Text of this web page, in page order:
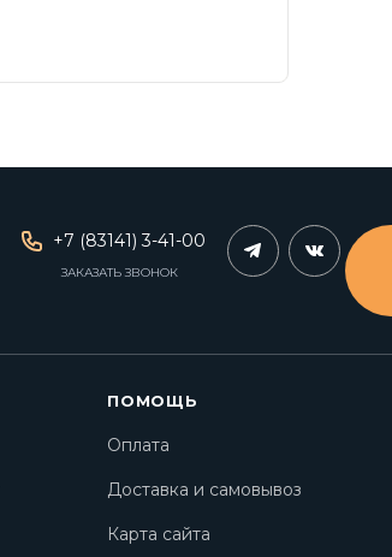
+7 (83141) 3-41-00
ЗАКАЗАТЬ ЗВОНОК
ПОМОЩЬ
Оплата
Доставка и самовывоз
Карта сайта